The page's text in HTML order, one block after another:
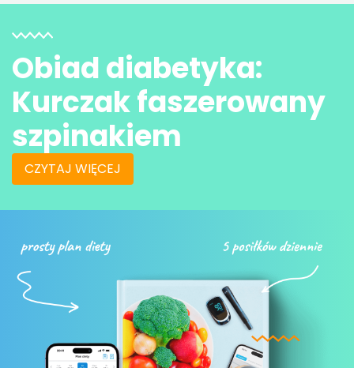
Obiad diabetyka:
Kurczak faszerowany
szpinakiem
CZYTAJ WIĘCEJ